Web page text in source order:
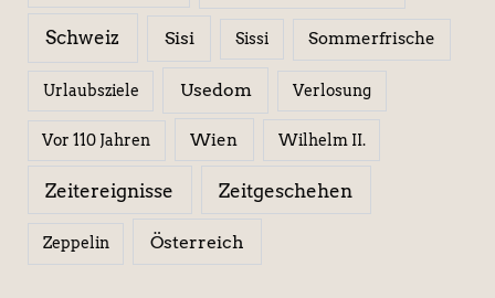
Schweiz Sisi Sissi Sommerfrische
Urlaubsziele Usedom Verlosung
Vor 110 Jahren Wien Wilhelm II.
Zeitereignisse Zeitgeschehen
Zeppelin Österreich